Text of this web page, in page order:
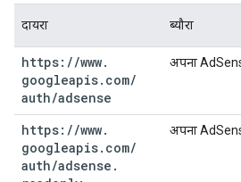
दायरा ब्यौरा
https: //www.
googleapis. com/
auth/adsense
अपना
https: //www.
googleapis. com/
auth/adsense .
अपना